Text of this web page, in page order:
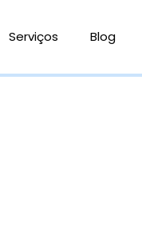
Serviços Blog